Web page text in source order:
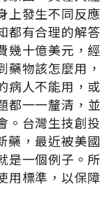
上發生不同反應
都有合理的解答
幾十億美元，經
藥物該怎麼用，
病人不能用，或
都一一釐清，並
。台灣生技創投
藥，最近被美國
是一個例子。所
用標準，以保障